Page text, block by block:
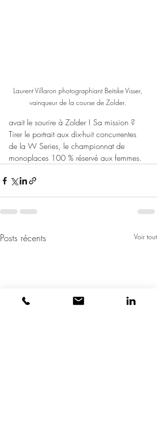
Laurent Villaron photographiant Beitske Visser,
vainqueur de la course de Zolder.
avait le sourire à Zolder ! Sa mission ?
Tirer le portrait aux dix-huit concurrentes
de la W Series, le championnat de
monoplaces 100 % réservé aux femmes.
Posts récents Voir tout